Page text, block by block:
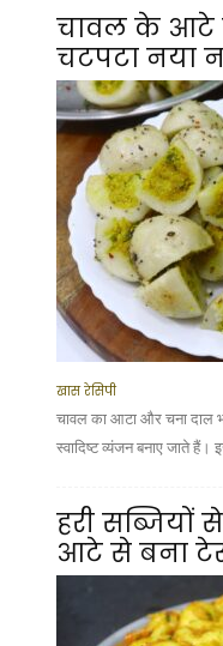
चावल के आटे
चटपटा नया
खास रेसिपी
चावल का आटा और चना दाल
स्वादिष्ट व्यंजन बनाए जाते हैं।
हरी
आटे से बना